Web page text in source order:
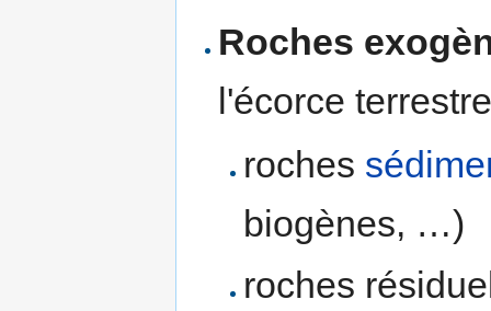
Roches
l'écorce
roches
biogènes, …)
roches